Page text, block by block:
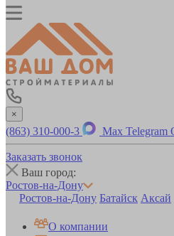
×
(863) 310-000-3 Max Telegram
Заказать звонок
Ваш город:
Ростов-на-Дону
Ростов-на-Дону Батайск Аксай
О компании